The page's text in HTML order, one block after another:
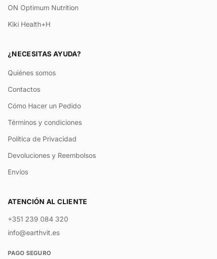
ON Optimum Nutrition
Kiki Health+H
¿NECESITAS AYUDA?
Quiénes somos
Contactos
Cómo Hacer un Pedido
Términos y condiciones
Política de Privacidad
Devoluciones y Reembolsos
Envíos
ATENCIÓN AL CLIENTE
+351 239 084 320
info@earthvit.es
PAGO SEGURO